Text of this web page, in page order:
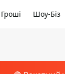
Гроші Шоу-Біз